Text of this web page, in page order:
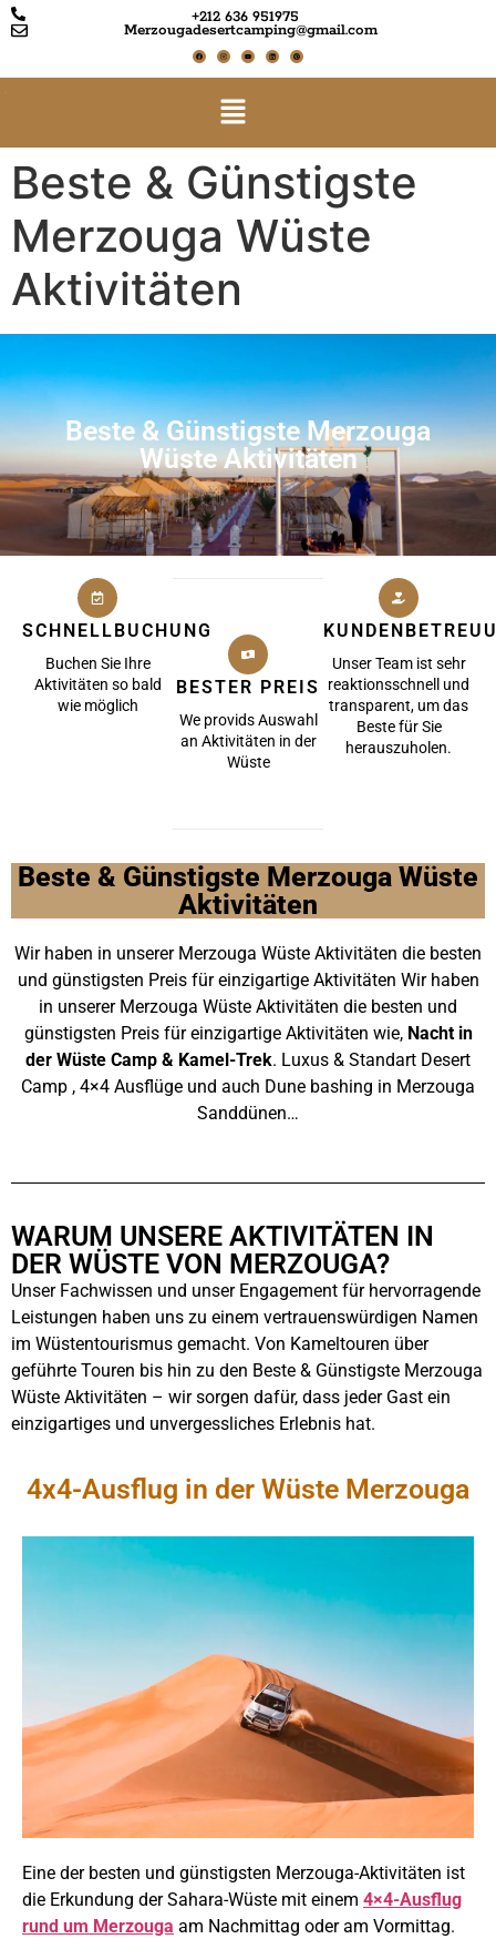
+212 636 951975
Merzougadesertcamping@gmail.com
Beste & Günstigste
Merzouga Wüste
Aktivitäten
Beste & Günstigste Merzouga
Wüste Aktivitäten
SCHNELLBUCHUNG
Buchen Sie Ihre
Aktivitäten so bald
wie möglich
BESTER PREIS
We provids Auswahl
an Aktivitäten in der
Wüste
Unser Team ist sehr
reaktionsschnell und
transparent, um das
Beste für Sie
herauszuholen.
Beste & Günstigste Merzouga Wüste
Aktivitäten
Wir haben in unserer Merzouga Wüste Aktivitäten die besten
und günstigsten Preis für einzigartige Aktivitäten Wir haben
in unserer Merzouga Wüste Aktivitäten die besten und
günstigsten Preis für einzigartige Aktivitäten wie, Nacht in
der Wüste Camp & Kamel-Trek. Luxus & Standart Desert
Camp , 4×4 Ausflüge und auch Dune bashing in Merzouga
Sanddünen…
WARUM UNSERE AKTIVITÄTEN IN
DER WÜSTE VON MERZOUGA?
Unser Fachwissen und unser Engagement für hervorragende
Leistungen haben uns zu einem vertrauenswürdigen Namen
im Wüstentourismus gemacht. Von Kameltouren über
geführte Touren bis hin zu den Beste & Günstigste Merzouga
Wüste Aktivitäten – wir sorgen dafür, dass jeder Gast ein
einzigartiges und unvergessliches Erlebnis hat.
4x4-Ausflug in der Wüste Merzouga
Eine der besten und günstigsten Merzouga-Aktivitäten ist
die Erkundung der Sahara-Wüste mit einem 4×4-Ausflug
rund um Merzouga am Nachmittag oder am Vormittag.